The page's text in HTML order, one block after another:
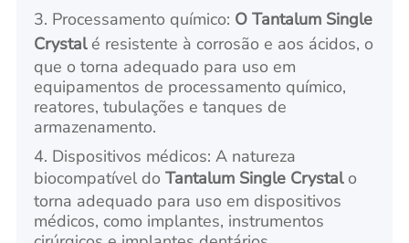
3. Processamento químico: O Tantalum Single
Crystalé resistente à corrosão e aos ácidos, o
que o torna adequado para uso em
equipamentos de processamento químico,
reatores, tubulações e tanques de
armazenamento.
4. Dispositivos médicos: A natureza
biocompatível doTantalum Single Crystalo
torna adequado para uso em dispositivos
médicos, como implantes, instrumentos